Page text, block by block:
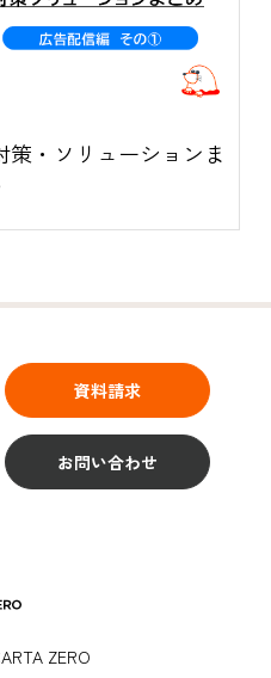
策・ソリューションま
資料請求
お問い合わせ
ZERO